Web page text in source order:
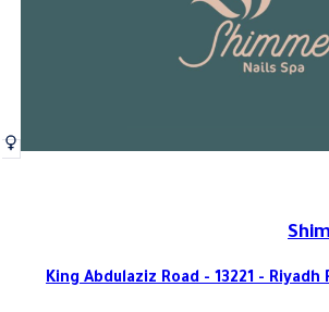
King Abdulaziz Road - 13221 -